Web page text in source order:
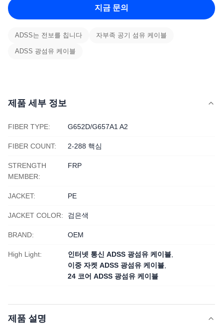
지금 문의
ADSS는 전보를 칩니다 자부족 공기 섬유 케이블
ADSS 광섬유 케이블
제품 세부 정보
FIBER TYPE: G652D/G657A1 A2
FIBER COUNT: 2-288 핵심
STRENGTH
MEMBER:
FRP
JACKET: PE
JACKET COLOR: 검은색
BRAND: OEM
High Light: 인터넷 통신 ADSS 광섬유 케이블
이중 자켓 ADSS 광섬유 케이블
24 코어 ADSS 광섬유 케이블
제품 설명